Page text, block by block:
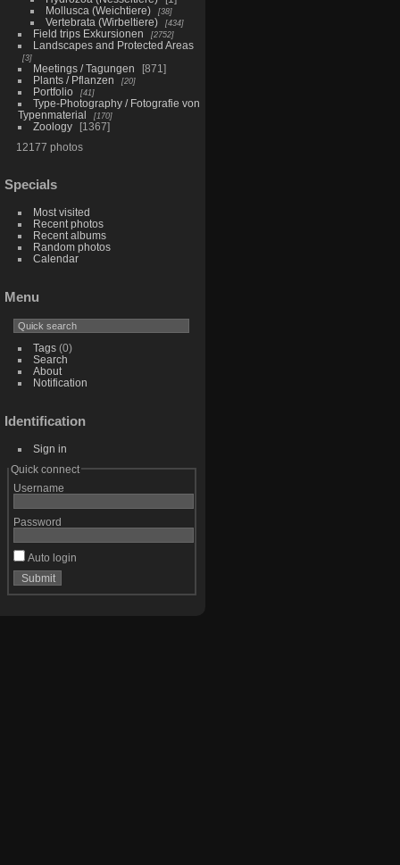
Mollusca (Weichtiere)
38
Vertebrata (Wirbeltiere) 434
Field trips Exkursionen 2752
Landscapes and Protected Areas
3
Meetings / Tagungen
871
Plants / Pflanzen
20
Portfolio 41
Type-Photography / Fotografie von
Typenmaterial
170
Zoology
1367
12177 photos
Specials
Most visited
Recent photos
Recent albums
Random photos
Calendar
Menu
Tags(0)
Search
About
Notification
Identification
Sign in
Quick connect
Username
Password
Auto login